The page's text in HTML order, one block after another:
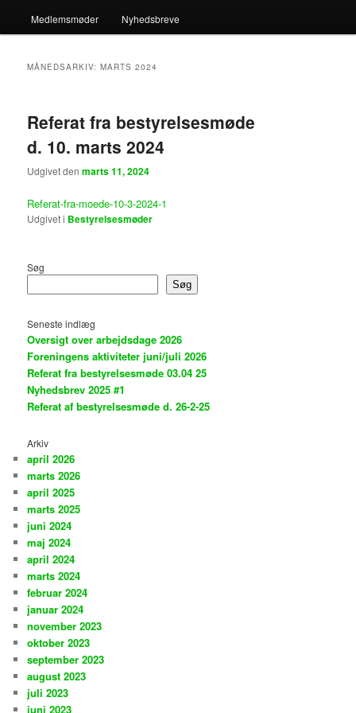
Medlemsmøder Nyhedsbreve
MÅNEDSARKIV:MARTS 2024
Referat fra bestyrelsesmøde
d. 10. marts 2024
Udgivet denmarts 11, 2024
Referat-fra-moede-10-3-2024-1
Udgivet i Bestyrelsesmøder
Søg
Søg
Seneste indlæg
Oversigt over arbejdsdage 2026
Foreningens aktiviteter juni/juli 2026
Referat fra bestyrelsesmøde 03.04 25
Nyhedsbrev 2025 #1
Referat af bestyrelsesmøde d. 26-2-25
Arkiv
april 2026
marts 2026
april 2025
marts 2025
juni 2024
maj 2024
april 2024
marts 2024
februar 2024
januar 2024
november 2023
oktober 2023
september 2023
august 2023
juli 2023
juni 2023